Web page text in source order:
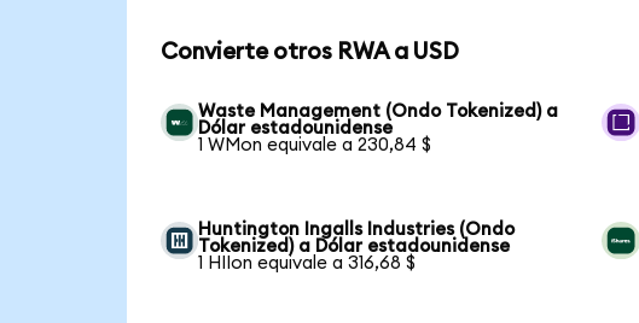
Convierte otros RWA a USD
Waste Management (Ondo Tokenized) a
Dólar estadounidense
1 WMon equivale a 230,84 $
Huntington Ingalls Industries (Ondo
Tokenized) a Dólar estadounidense
1 HIIon equivale a 316,68 $